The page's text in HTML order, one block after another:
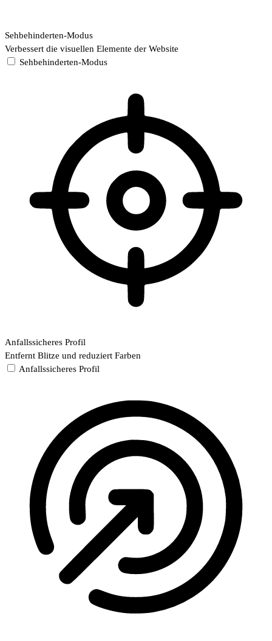
Sehbehinderten-Modus
Verbessert die visuellen Elemente der Website
Sehbehinderten-Modus
Anfallssicheres Profil
Entfernt Blitze und reduziert Farben
Anfallssicheres Profil